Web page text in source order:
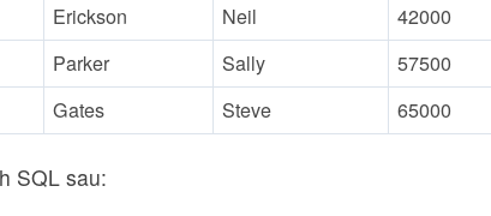
Erickson Neil 42000
Parker Sally 57500
Gates Steve 65000
SQL sau: